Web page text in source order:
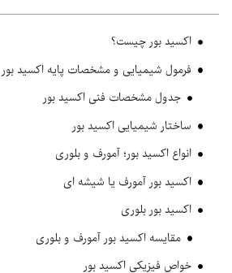
اکسید بور چیست؟
فرمول شیمیایی و مشخصات پایه اکسید بور
جدول مشخصات فنی اکسید بور
ساختار شیمیایی اکسید بور
انواع اکسید بور؛ آمورف و بلوری
اکسید بور آمورف یا شیشه ای
اکسید بور بلوری
مقایسه اکسید بور آمورف و بلوری
خواص فیزیکی اکسید بور